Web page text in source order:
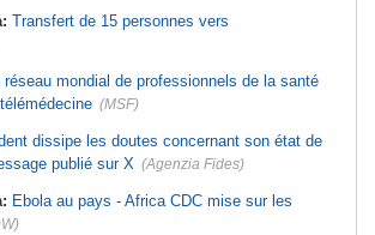
Transfert de 15 personnes vers
réseau mondial de professionnels de la santé
(MSF)
dissipe les doutes concernant son état de
publié sur X (Agenzia Fides)
Ebola au pays - Africa CDC mise sur les